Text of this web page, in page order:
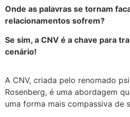
Onde as palavras se tornam
relacionamentos sofrem?
Se sim, a CNV é a chave para
cenário!
A CNV, criada pelo renomado
Rosenberg, é uma abordagem
uma forma mais compassiva de